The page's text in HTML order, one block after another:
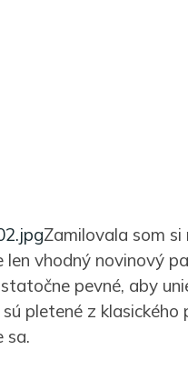
Zamilovala som
vhodný novinový
pevné, aby
pletené z
sa.